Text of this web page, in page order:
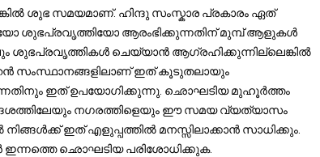
ശുഭ സമയമാണ്. ഹിന്ദു സംസ്കാര പ്രകാരം ഏത്
ശുഭപ്രവൃത്തിയോ ആരംഭിക്കുന്നതിന് മുമ്പ് ആളുകൾ
ശുഭപ്രവൃത്തികൾ ചെയ്യാൻ ആഗ്രഹിക്കുന്നില്ലെങ്കിൽ
സംസ്ഥാനങ്ങളിലാണ് ഇത് കൂടുതലായും
ഇത് ഉപയോഗിക്കുന്നു. ഛൊഘടിയ മുഹൂർത്തം
നഗരത്തിളെയും ഈ സമയ വ്യത്യാസം
ഇത് എളുപ്പത്തിൽ മനസ്സിലാക്കാൻ സാധിക്കും.
ഇന്നത്തെ ഛൊഘടിയ പരിശോധിക്കുക.